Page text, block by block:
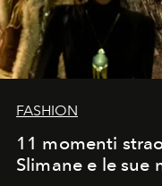
FASHION
11 momenti
Slimane e le sue